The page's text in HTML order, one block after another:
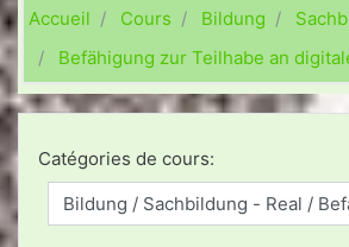
Accueil Cours Bildung
Befähigung zur Teilhabe an
Catégories de cours: